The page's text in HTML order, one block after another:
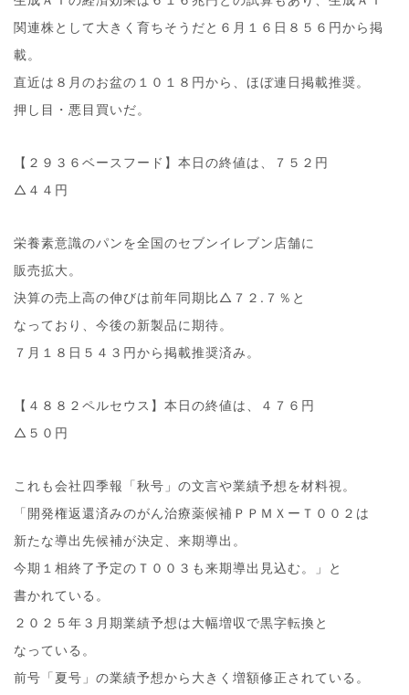
関連株として大きく育ちそうだと６月１６日８５６円から掲
載。
直近は８月のお盆の１０１８円から、ほぼ連日掲載推奨。
押し目・悪目買いだ。
【２９３６ベースフード】本日の終値は、７５２円
△４４円
栄養素意識のパンを全国のセブンイレブン店舗に
販売拡大。
決算の売上高の伸びは前年同期比△７２.７％と
なっており、今後の新製品に期待。
７月１８日５４３円から掲載推奨済み。
【４８８２ペルセウス】本日の終値は、４７６円
△５０円
これも会社四季報「秋号」の文言や業績予想を材料視。
「開発権返還済みのがん治療薬候補ＰＰＭＸーＴ００２は
新たな導出先候補が決定、来期導出。
今期１相終了予定のＴ００３も来期導出見込む。」と
書かれている。
２０２５年３月期業績予想は大幅増収で黒字転換と
なっている。
前号「夏号」の業績予想から大きく増額修正されている。